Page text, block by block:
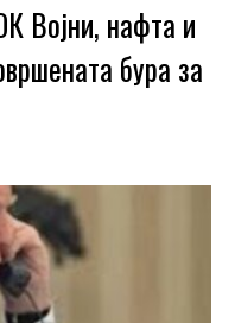
нафта и
бура за